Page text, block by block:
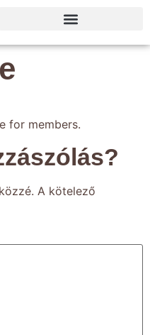
for members.
A kötelező